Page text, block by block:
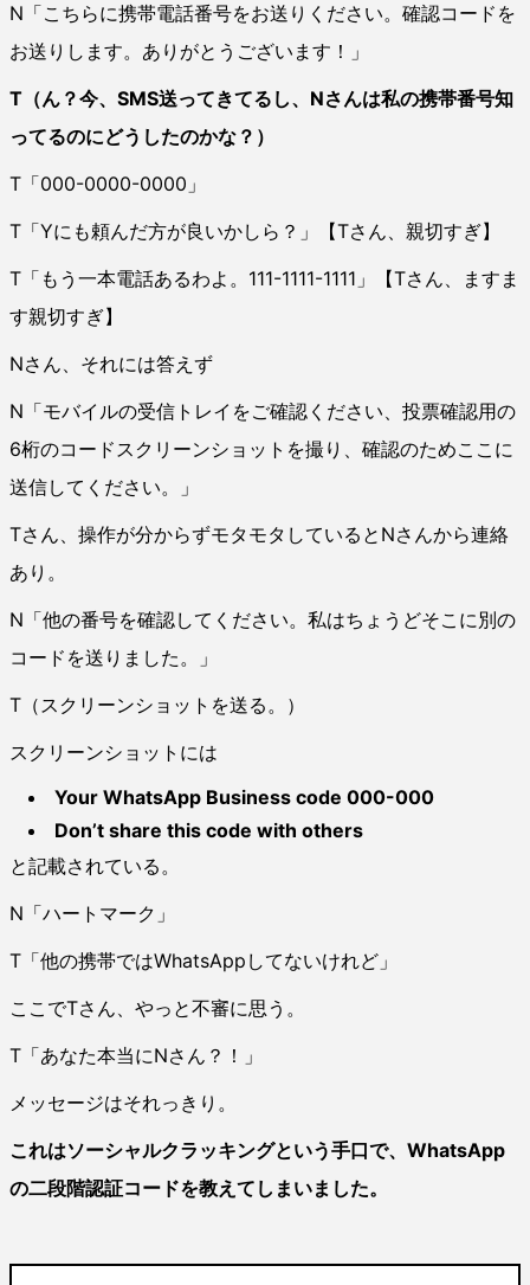
N「こちらに携帯電話番号をお送りください。確認コードを
お送りします。ありがとうございます！」
T（ん？今、SMS送ってきてるし、Nさんは私の携帯番号知
ってるのにどうしたのかな？）
T「000-0000-0000」
T「Yにも頼んだ方が良いかしら？」【Tさん、親切すぎ】
T「もう一本電話あるわよ。111-1111-1111」【Tさん、ますま
す親切すぎ】
Nさん、それには答えず
N「モバイルの受信トレイをご確認ください、投票確認用の
6桁のコードスクリーンショットを撮り、確認のためここに
送信してください。」
Tさん、操作が分からずモタモタしているとNさんから連絡
あり。
N「他の番号を確認してください。私はちょうどそこに別の
コードを送りました。」
T（スクリーンショットを送る。）
スクリーンショットには
Your WhatsApp Business code 000-000
Don’t share this code with others
と記載されている。
N「ハートマーク」
T「他の携帯ではWhatsAppしてないけれど」
ここでTさん、やっと不審に思う。
T「あなた本当にNさん？！」
メッセージはそれっきり。
これはソーシャルクラッキングという手口で、WhatsApp
の二段階認証コードを教えてしまいました。